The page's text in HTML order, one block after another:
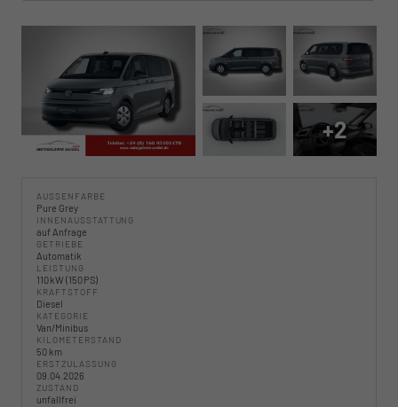
+2
AUSSENFARBE
Pure Grey
INNENAUSSTATTUNG
auf Anfrage
GETRIEBE
Automatik
LEISTUNG
110 kW (150 PS)
KRAFTSTOFF
Diesel
KATEGORIE
Van/Minibus
KILOMETERSTAND
50 km
ERSTZULASSUNG
09.04.2026
ZUSTAND
unfallfrei